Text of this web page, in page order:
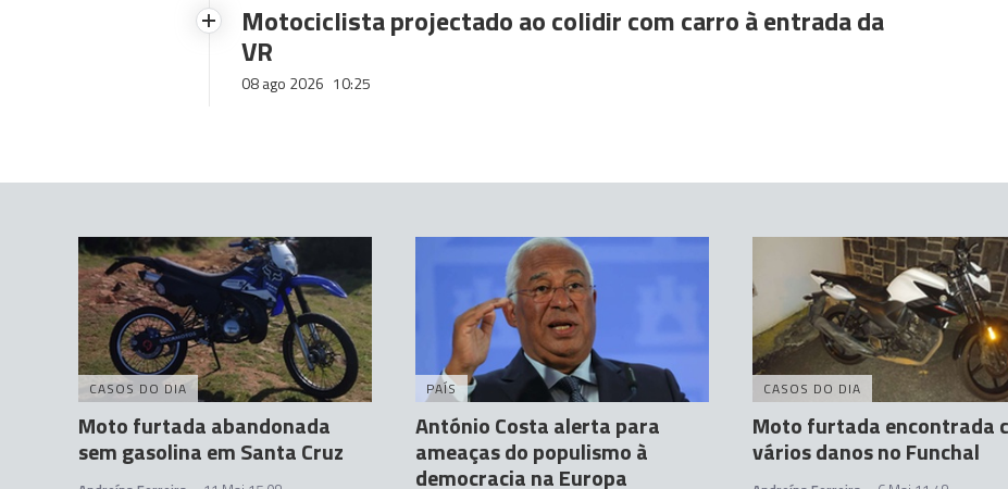
Motociclista projectado ao colidir com carro à entrada da
VR
08 ago 2026 10:25
CASOS DO DIA
Moto furtada abandonada
sem gasolina em Santa Cruz
PAÍS
António Costa alerta para
ameaças do populismo à
democracia na Europa
CASOS DO DIA
Moto furtada encontrada
vários danos no Funchal